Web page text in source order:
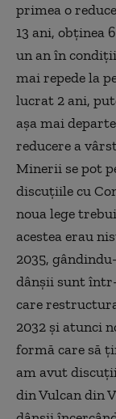
primea o
13 ani, obținea
un an în
mai repede la
lucrat 2 ani,
așa mai
reducere a
Minerii se pot
discuțiile cu
noua lege
acestea erau
2035,
dânșii sunt
care
2032 și atunci
formă care să
am avut
din Vulcan din